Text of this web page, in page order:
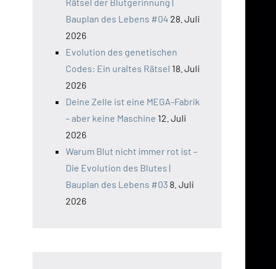
Bauplan des Lebens #04 28. Juli
2026
Evolution des genetischen
Codes: Ein uraltes Rätsel 18. Juli
2026
Deine Zelle ist eine MEGA-Fabrik
– aber keine Maschine 12. Juli
2026
Warum Blut nicht immer rot ist –
Die Evolution des Blutes |
Bauplan des Lebens #03 8. Juli
2026